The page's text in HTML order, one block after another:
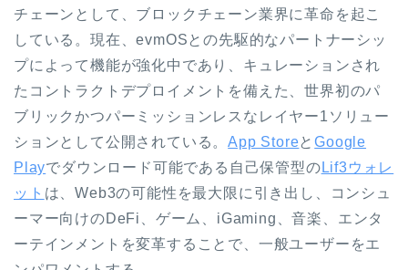
チェーンとして、ブロックチェーン業界に革命を起こ
している。現在、evmOSとの先駆的なパートナーシッ
プによって機能が強化中であり、キュレーションされ
たコントラクトデプロイメントを備えた、世界初のパ
ブリックかつパーミッションレスなレイヤー1ソリュー
ションとして公開されている。App StoreとGoogle
Playでダウンロード可能である自己保管型の Lif3ウォレ
ット は、Web3の可能性を最大限に引き出し、コンシュ
ーマー向けのDeFi、ゲーム、iGaming、音楽、エンタ
ーテインメントを変革することで、一般ユーザーをエ